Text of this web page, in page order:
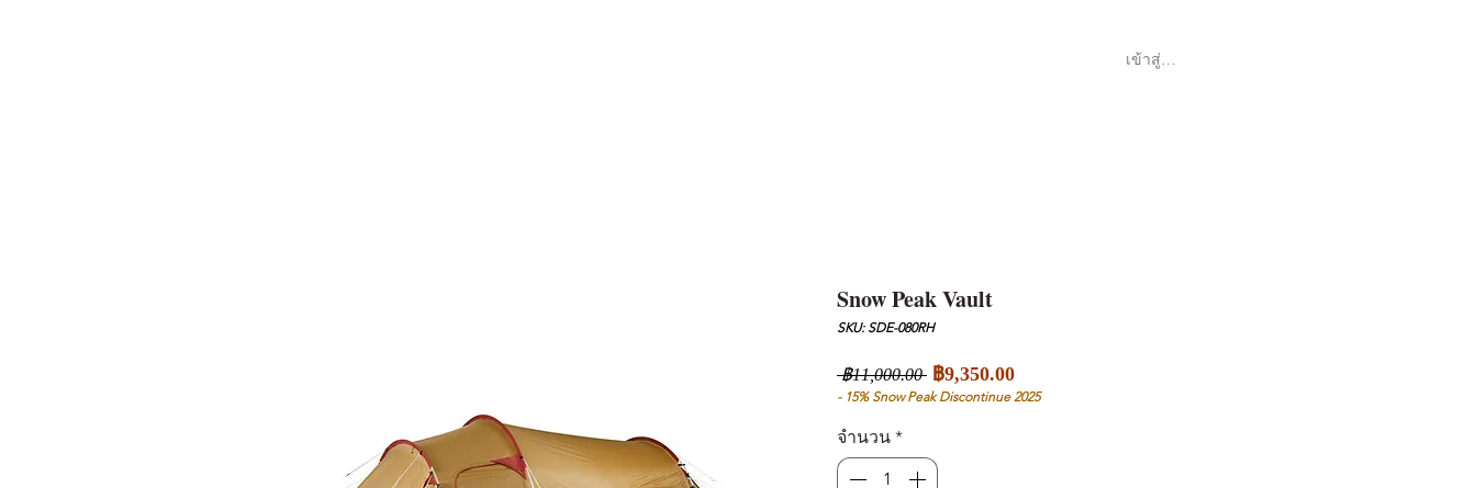
เข้าสู่ระบบ
Snow Peak Vault
SKU: SDE-080RH
฿11,000.00 ราคา
ปกติ
฿9,350.00ราคา
ขาย
- 15% Snow Peak Discontinue 2025
จำนวน *